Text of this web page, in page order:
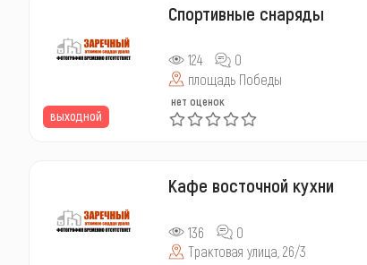
выходной
Спортивные снаряды
124
0
площадь Победы
нет оценок
Кафе восточной кухни
136
0
Трактовая улица, 26/3